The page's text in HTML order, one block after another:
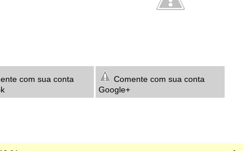
com sua conta
Comente com sua conta
Google+